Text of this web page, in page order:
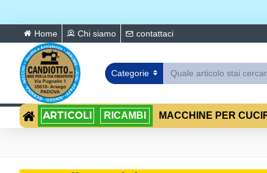
Home Chi siamo contattaci
Categorie
ARTICOLI RICAMBI MACCHINE PER